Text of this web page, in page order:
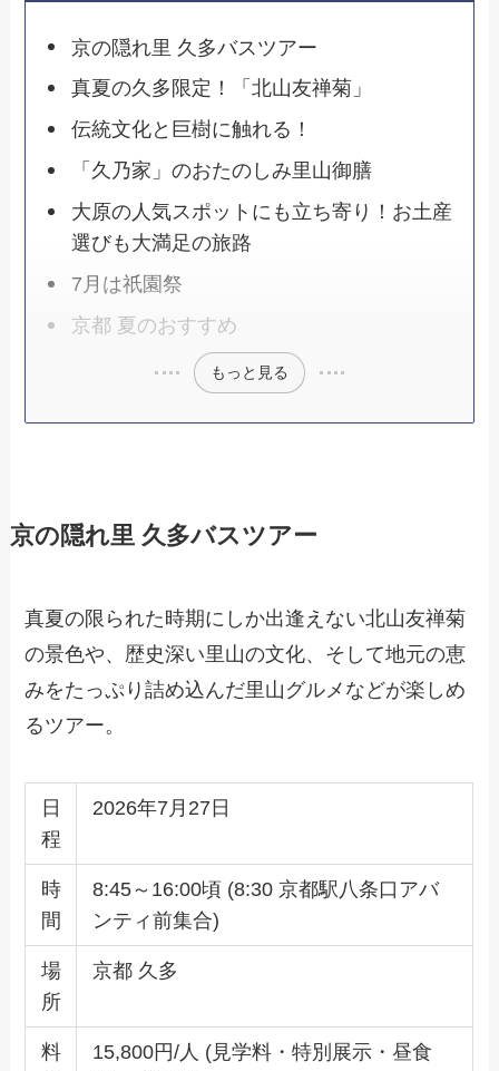
京の隠れ里 久多バスツアー
真夏の久多限定！「北山友禅菊」
伝統文化と巨樹に触れる！
「久乃家」のおたのしみ里山御膳
大原の人気スポットにも立ち寄り！お土産
選びも大満足の旅路
7月は祇園祭
京都 夏のおすすめ
もっと見る
京の隠れ里 久多バスツアー
真夏の限られた時期にしか出逢えない北山友禅菊
の景色や、歴史深い里山の文化、そして地元の恵
みをたっぷり詰め込んだ里山グルメなどが楽しめ
るツアー。
日
程
2026年7月27日
時
間
8:45～16:00頃 (8:30 京都駅八条口アバ
ンティ前集合)
場
所
京都 久多
料
15,800円/人 (見学料・特別展示・昼食